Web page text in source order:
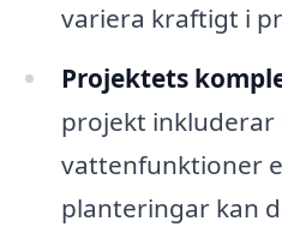
variera kraftigt i
Projektets
projekt inkluderar
vattenfunktioner
planteringar kan